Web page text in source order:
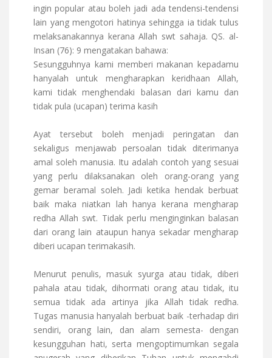
ingin popular atau boleh jadi ada tendensi-tendensi
lain yang mengotori hatinya sehingga ia tidak tulus
melaksanakannya kerana Allah swt sahaja. QS. al-
Insan (76): 9 mengatakan bahawa:
Sesungguhnya kami memberi makanan kepadamu
hanyalah untuk mengharapkan keridhaan Allah,
kami tidak menghendaki balasan dari kamu dan
tidak pula (ucapan) terima kasih
Ayat tersebut boleh menjadi peringatan dan
sekaligus menjawab persoalan tidak diterimanya
amal soleh manusia. Itu adalah contoh yang sesuai
yang perlu dilaksanakan oleh orang-orang yang
gemar beramal soleh. Jadi ketika hendak berbuat
baik maka niatkan lah hanya kerana mengharap
redha Allah swt. Tidak perlu menginginkan balasan
dari orang lain ataupun hanya sekadar mengharap
diberi ucapan terimakasih.
Menurut penulis, masuk syurga atau tidak, diberi
pahala atau tidak, dihormati orang atau tidak, itu
semua tidak ada artinya jika Allah tidak redha.
Tugas manusia hanyalah berbuat baik -terhadap diri
sendiri, orang lain, dan alam semesta- dengan
kesungguhan hati, serta mengoptimumkan segala